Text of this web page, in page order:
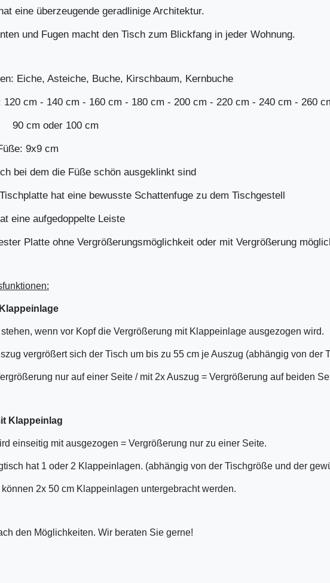
eine überzeugende geradlinige Architektur.
und Fugen macht den Tisch zum Blickfang in jeder Wohnung.
Eiche, Asteiche, Buche, Kirschbaum, Kernbuche
120 cm - 140 cm - 160 cm - 180 cm - 200 cm - 220 cm - 240 cm - 260
90 cm oder 100 cm
9x9 cm
bei dem die Füße schön ausgeklinkt sind
hat eine bewusste Schattenfuge zu dem Tischgestell
eine aufgedoppelte Leiste
Platte ohne Vergrößerungsmöglichkeit oder mit Vergrößerung
wenn vor Kopf die Vergrößerung mit Klappeinlage ausgezogen wird.
vergrößert sich der Tisch um bis zu 55 cm je Auszug (abhängig von der
nur auf einer Seite / mit 2x Auszug = Vergrößerung auf beiden
Klappeinlag
einseitig mit ausgezogen = Vergrößerung nur zu einer Seite.
hat 1 oder 2 Klappeinlagen. (abhängig von der Tischgröße und der
2x 50 cm Klappeinlagen untergebracht werden.
den Möglichkeiten. Wir beraten Sie gerne!